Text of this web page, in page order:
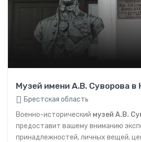
Музей имени А.В. Суворова в
Брестская область
Военно-исторический музей А.В.
предоставит вашему вниманию
принадлежностей, личных вещей,